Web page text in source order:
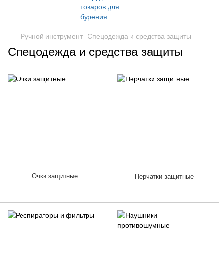
Ручной инструмент Спецодежда и средства защиты
Спецодежда и средства защиты
Очки защитные Перчатки защитные